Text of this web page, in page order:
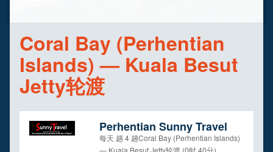
Coral Bay (Perhentian
Islands) — Kuala Besut
Jetty轮渡
Perhentian Sunny Travel
每天 趟 4 趟Coral Bay (Perhentian Islands)
— Kuala Besut Jetty轮渡 (0时 40分)